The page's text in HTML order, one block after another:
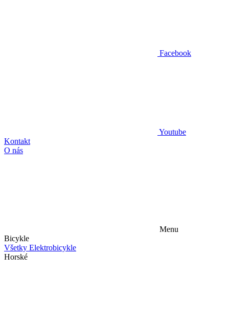
Facebook
Youtube
Kontakt
O nás
Menu
Bicykle
Všetky Elektrobicykle
Horské